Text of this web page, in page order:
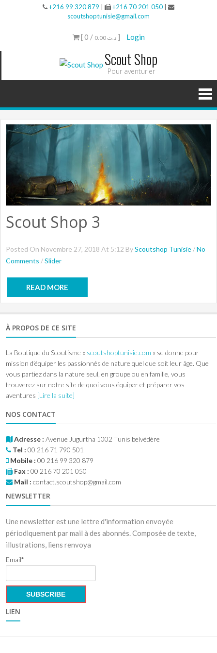
+216 99 320 879 +216 70 201 050
scoutshoptunisie@gmail.com
[ 0 / 0.00 د.ت] Login
Scout Shop
Pour aventurier
Scout Shop 3
Posted On Novembre 27, 2018 At 5:12 ByScoutshop Tunisie /No
Comments /Slider
READ MORE
À PROPOS DE CE SITE
La Boutique du Scoutisme « scoutshoptunisie.com » se donne pour
mission d’équiper les passionnés de nature quel que soit leur âge. Que
vous partiez dans la nature seul, en groupe ou en famille, vous
trouverez sur notre site de quoi vous équiper et préparer vos
aventures [Lire la suite]
NOS CONTACT
Adresse : Avenue Jugurtha 1002 Tunis belvédère
Tel : 00 216 71 790 501
Mobile : 00 216 99 320 879
Fax : 00 216 70 201 050
Mail : contact.scoutshop@gmail.com
NEWSLETTER
Une newsletter est une lettre d'information envoyée
périodiquement par mail à des abonnés. Composée de texte,
illustrations, liens renvoya
Email*
LIEN